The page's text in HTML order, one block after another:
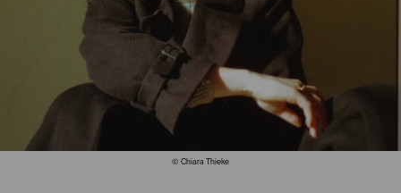
© Chiara Thieke